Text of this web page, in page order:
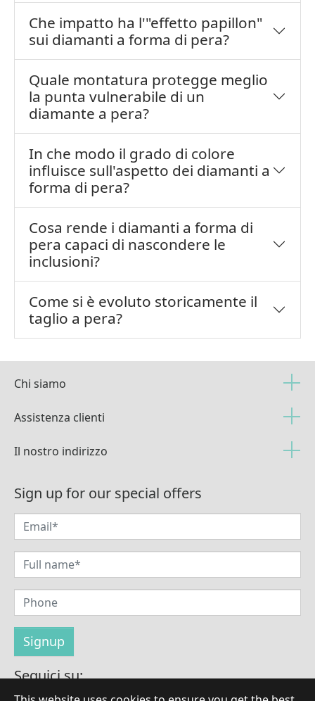
Che impatto ha l'"effetto papillon"
sui diamanti a forma di pera?
Quale montatura protegge meglio
la punta vulnerabile di un
diamante a pera?
In che modo il grado di colore
influisce sull'aspetto dei diamanti a
forma di pera?
Cosa rende i diamanti a forma di
pera capaci di nascondere le
inclusioni?
Come si è evoluto storicamente il
taglio a pera?
Chi siamo
Assistenza clienti
Il nostro indirizzo
Sign up for our special offers
Seguici su: